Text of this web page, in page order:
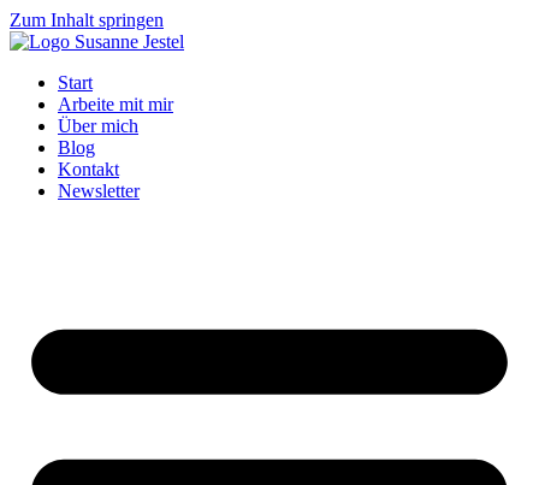
Zum Inhalt springen
Start
Arbeite mit mir
Über mich
Blog
Kontakt
Newsletter